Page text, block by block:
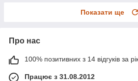
Показати ще
Про нас
100% позитивних з 14 відгуків за
Працює з 31.08.2012